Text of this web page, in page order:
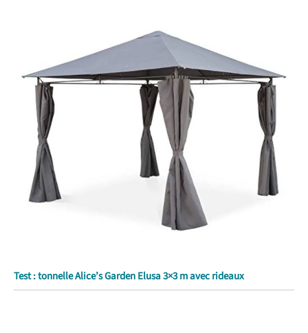
Test : tonnelle Alice’s Garden Elusa 3×3 m avec rideaux